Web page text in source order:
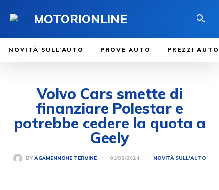
MOTORIONLINE
NOVITÀ SULL’AUTO PROVE AUTO PREZZI AUTO
Volvo Cars smette di
finanziare Polestar e
potrebbe cedere la quota a
Geely
BY AGAMENNONE TERMINE 01/02/2024 NOVITÀ SULL'AUTO